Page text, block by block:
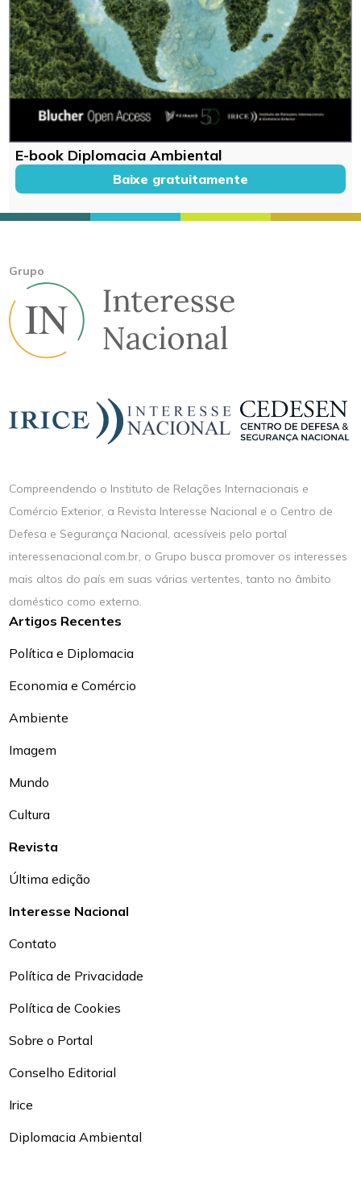
E-book Diplomacia Ambiental
Baixe gratuitamente
Grupo
Compreendendo o Instituto de Relações Internacionais e
Comércio Exterior, a Revista Interesse Nacional e o Centro de
Defesa e Segurança Nacional, acessíveis pelo portal
interessenacional.com.br, o Grupo busca promover os interesses
mais altos do país em suas várias vertentes, tanto no âmbito
doméstico como externo.
Artigos Recentes
Política e Diplomacia
Economia e Comércio
Ambiente
Imagem
Mundo
Cultura
Revista
Última edição
Interesse Nacional
Contato
Política de Privacidade
Política de Cookies
Sobre o Portal
Conselho Editorial
Irice
Diplomacia Ambiental